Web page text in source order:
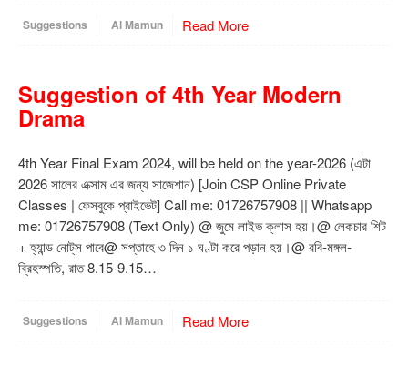
Suggestions Al Mamun Read More
Suggestion of 4th Year Modern
Drama
4th Year Final Exam 2024, will be held on the year-2026 (এটা
2026 সালের এক্সাম এর জন্য সাজেশান) [Join CSP Online Private
Classes | ফেসবুকে প্রাইভেট] Call me: 01726757908 || Whatsapp
me: 01726757908 (Text Only) @ জুমে লাইভ ক্লাস হয়।@ লেকচার শিট
+ হ্যান্ড নোট্‌স পাবে@ সপ্তাহে ৩ দিন ১ ঘণ্টা করে পড়ান হয়।@ রবি-মঙ্গল-
ব্রিহস্পতি, রাত 8.15-9.15…
Suggestions Al Mamun Read More